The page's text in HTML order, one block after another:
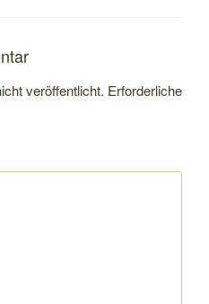
veröffentlicht. Erforderliche